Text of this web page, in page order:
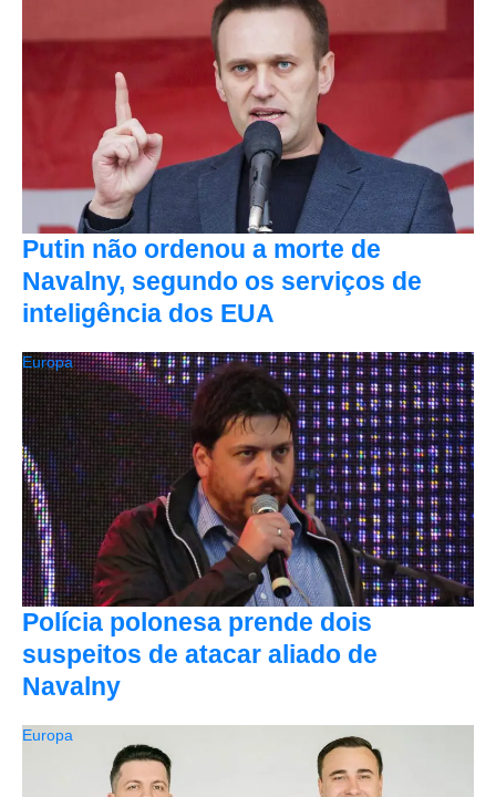
Putin não ordenou a morte de
Navalny, segundo os serviços de
inteligência dos EUA
Polícia polonesa prende dois
suspeitos de atacar aliado de
Navalny
Europa
Europa